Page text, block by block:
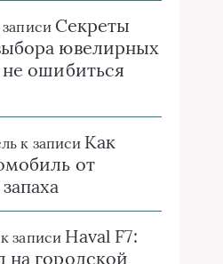
записи Секреты
ювелирных
ошибиться
к записи Как
от
к записи Haval F7:
на городской